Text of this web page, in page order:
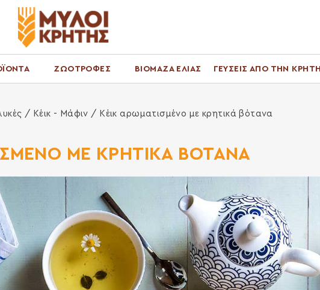
ΖΩΟΤΡΟΦΕΣ ΒΙΟΜΑΖΑ ΕΛΙΑΣ ΓΕΥΣΕΙΣ ΑΠΟ ΤΗΝ ΚΡΗΤΗ
/ Κέικ - Μάφιν / Κέικ αρωματισμένο με κρητικά βότανα
ΜΕ ΚΡΗΤΙΚΑ ΒΟΤΑΝΑ